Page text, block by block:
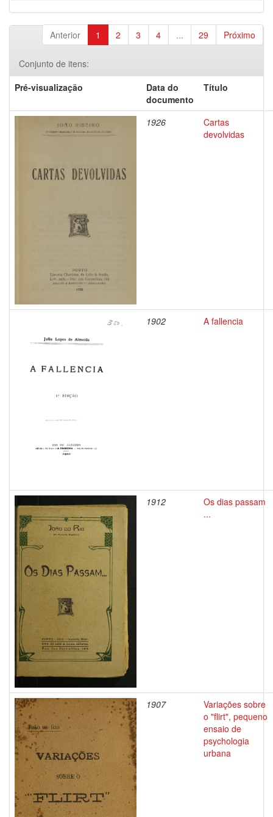
Anterior 1 2 3 4 ... 29 Próximo
Conjunto de itens:
Pré-visualização
Data do
documento
Título
1926
Cartas
devolvidas
1902 A fallencia
1912
Os dias passam
...
1907
Variações sobre
o "flirt", pequeno
ensaio de
psychologia
urbana